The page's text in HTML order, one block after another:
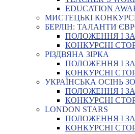
EDUCATION
МИСТЕЦЬКІ
БЕРЛІН: ТАЛАНТИ
ПОЛОЖЕННЯ І
КОНКУРСНІ
РІЗДВЯНА ЗІРКА
ПОЛОЖЕННЯ І
КОНКУРСНІ
УКРАЇНСЬКА ОСІНЬ
ПОЛОЖЕННЯ І
КОНКУРСНІ
LONDON STARS
ПОЛОЖЕННЯ І
КОНКУРСНІ